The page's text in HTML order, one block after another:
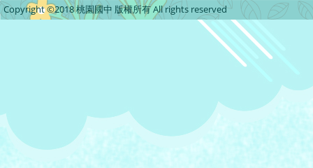
Copyright ©2018 桃園國中 版權所有 All rights reserved